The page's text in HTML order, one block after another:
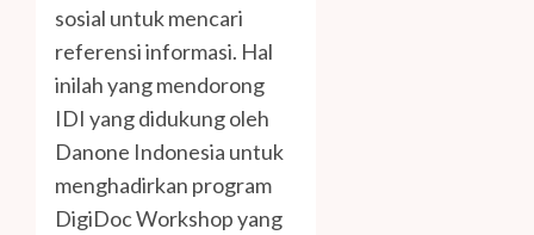
sosial untuk mencari
referensi informasi. Hal
inilah yang mendorong
IDI yang didukung oleh
Danone Indonesia untuk
menghadirkan program
DigiDoc Workshop yang